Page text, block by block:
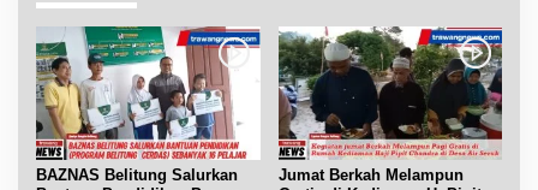
BAZNAS Belitung Salurkan
Jumat Berkah Melampun